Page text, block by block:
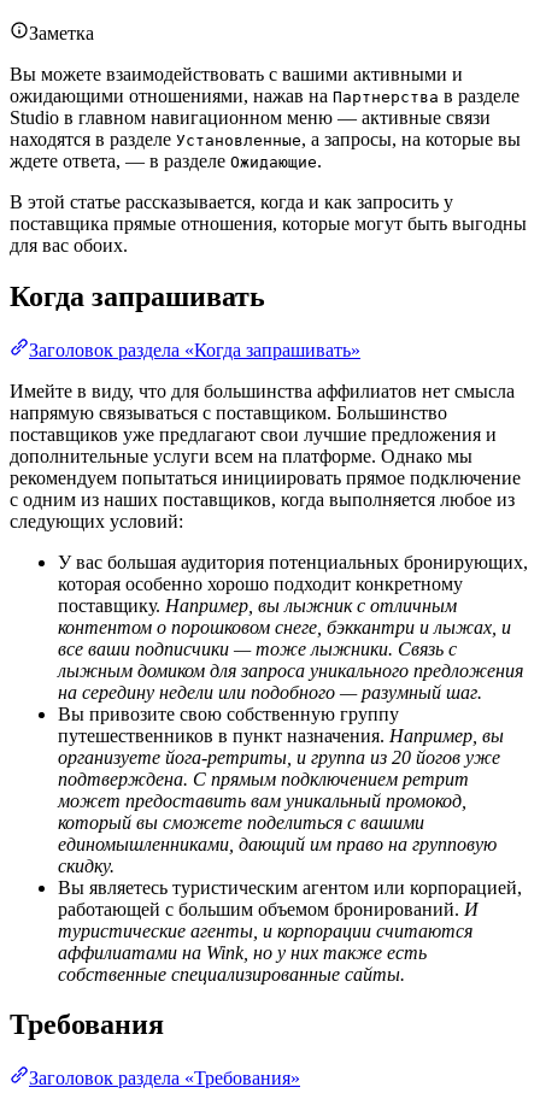
Заметка
Вы можете взаимодействовать с вашими активными и
ожидающими отношениями, нажав на Партнерства в разделе
Studio в главном навигационном меню — активные связи
находятся в разделе Установленные, а запросы, на которые вы
ждете ответа, — в разделе Ожидающие.
В этой статье рассказывается, когда и как запросить у
поставщика прямые отношения, которые могут быть выгодны
для вас обоих.
Когда запрашивать
Заголовок раздела «Когда запрашивать»
Имейте в виду, что для большинства аффилиатов нет смысла
напрямую связываться с поставщиком. Большинство
поставщиков уже предлагают свои лучшие предложения и
дополнительные услуги всем на платформе. Однако мы
рекомендуем попытаться инициировать прямое подключение
с одним из наших поставщиков, когда выполняется любое из
следующих условий:
У вас большая аудитория потенциальных бронирующих,
которая особенно хорошо подходит конкретному
поставщику. Например, вы лыжник с отличным
контентом о порошковом снеге, бэккантри и лыжах, и
все ваши подписчики — тоже лыжники. Связь с
лыжным домиком для запроса уникального предложения
на середину недели или подобного — разумный шаг.
Вы привозите свою собственную группу
путешественников в пункт назначения. Например, вы
организуете йога-ретриты, и группа из 20 йогов уже
подтверждена. С прямым подключением ретрит
может предоставить вам уникальный промокод,
который вы сможете поделиться с вашими
единомышленниками, дающий им право на групповую
скидку.
Вы являетесь туристическим агентом или корпорацией,
работающей с большим объемом бронирований. И
туристические агенты, и корпорации считаются
аффилиатами на Wink, но у них также есть
собственные специализированные сайты.
Требования
Заголовок раздела «Требования»